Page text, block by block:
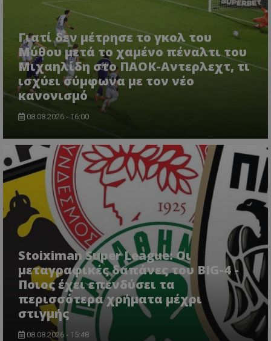
Γιατί δεν μέτρησε το γκολ του
Μύθου μετά το χαμένο πέναλτι του
Μιχαηλίδη στο ΠΑΟΚ-Αντερλεχτ, τι
ισχύει σύμφωνα με τον νέο
κανονισμό
08.08.2026 - 16:00
Stoiximan Super League: Οι
μεταγραφικές δαπάνες του BIG-4 -
Ποιος έχει επενδύσει τα
περισσότερα χρήματα μέχρι
στιγμής
08.08.2026 - 15:48